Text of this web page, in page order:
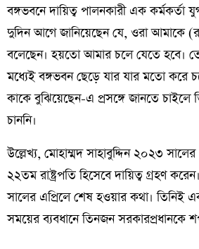
বঙ্গভবনে দায়িত্ব পালনকারী এক কর্মকর্তা
দুদিন আগে জানিয়েছেন যে, ওরা আমাকে
বলেছেন। হয়তো আমার চলে যেতে হবে।
মধ্যেই বঙ্গভবন ছেড়ে যার যার মতো করে
কাকে বুঝিয়েছেন-এ প্রসঙ্গে জানতে
চাননি।
উল্লেখ্য, মোহাম্মদ সাহাবুদ্দিন ২০২৩
২২তম রাষ্ট্রপতি হিসেবে দায়িত্ব গ্রহণ
সালের এপ্রিলে শেষ হওয়ার কথা। তিনিই
সময়ের ব্যবধানে তিনজন সরকারপ্রধানকে